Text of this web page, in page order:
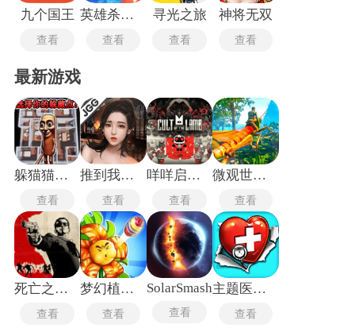
九个国王
查看
英雄杀手机版
查看
寻光之旅
查看
神将无双
查看
最新游戏
躲猫猫行动手机版
查看
推到我总裁
查看
咩咩启示录安卓版
查看
微观世界生存
查看
死亡之屋2重制版
查看
梦幻植物城
查看
SolarSmash
查看
主题医院单机版
查看